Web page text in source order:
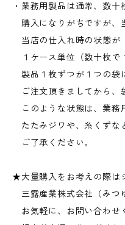
・業務用製品は通常、数
購入になりがちですが、
当店の仕入れ時の状態が
１ケース単位（数十枚で
製品１枚ずつが１つの袋
ご注文頂きましてから、
このような状態は、業務
たたみジワや、糸くずな
ご了承ください。
★大量購入をお考えの際は
三露産業株式会社（みつ
お気軽に、お問い合わせ